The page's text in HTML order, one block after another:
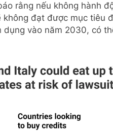
rằng nếu không hành
không đạt được mục tiêu
dụng vào năm 2030, có